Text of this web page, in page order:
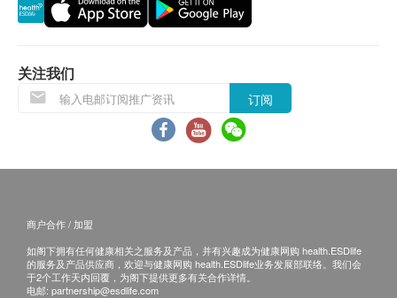
包装
成份
每粒含：
200毫克DHA (由520毫克藻油提炼而成)
1. 货品质量保證，於顾客收到产品当日起计，食
换货条款及细则
1. 当顾客收取已订购之货品时，有责任检查货品
是否有损毁情况，一经确认签收，恕不接受退换。
2. 退换产品必须包装完整，如退换之产品有任何
健康网购health.ESDlife客户服务部跟进。
电邮: support@esdlife.com / 健康网购health.ESDlife
客服热线: (852) 3151-2288
关注我们
订阅
商户合作 / 加盟
如阁下拥有任何健康相关之服务及产品，并有兴趣成为健康网购 health.ESDlife
的服务及产品供应商，欢迎与健康网购 health.ESDlife业务发展部联络。我们会
于2个工作天内回覆，为阁下提供更多有关合作详情。
电邮: partnership@esdlife.com